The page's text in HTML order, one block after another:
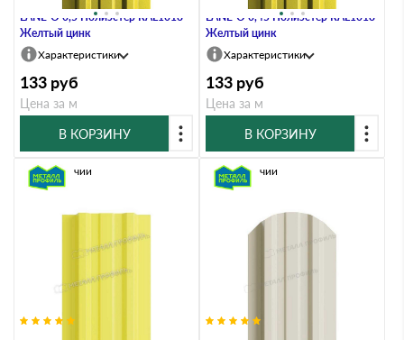
LАNE-O 0,5 Полиэстер RAL1018
Желтый цинк
Характеристики
133 руб
Цена за м
В КОРЗИНУ
LАNE-O 0,45 Полиэстер RAL1018
Желтый цинк
Характеристики
133 руб
Цена за м
В КОРЗИНУ
В наличии В наличии